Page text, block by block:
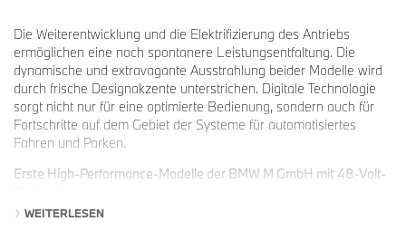
Die Weiterentwicklung und die Elektrifizierung des Antriebs
ermöglichen eine noch spontanere Leistungsentfaltung. Die
dynamische und extravagante Ausstrahlung beider Modelle wird
durch frische Designakzente unterstrichen. Digitale Technologie
sorgt nicht nur für eine optimierte Bedienung, sondern auch für
Fortschritte auf dem Gebiet der Systeme für automatisiertes
Fahren und Parken.
Erste High-Performance-Modelle der BMW M GmbH mit 48-Volt-
Mit der jüngsten Generation der Antriebstechnologie für den
WEITERLESEN